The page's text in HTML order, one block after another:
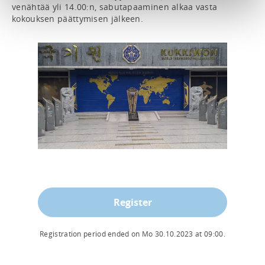
venähtää yli 14.00:n, sabutapaaminen alkaa vasta
kokouksen päättymisen jälkeen.
Register
Registration period ended on Mo 30.10.2023 at 09:00.